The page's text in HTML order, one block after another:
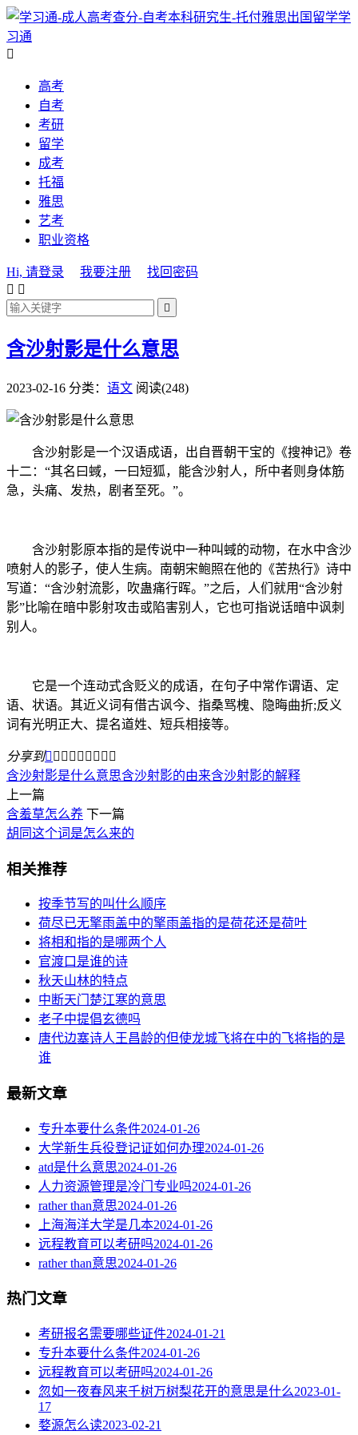
学
习通

高考
自考
考研
留学
成考
托福
雅思
艺考
职业资格
Hi, 请登录 我要注册
找回密码
 

含沙射影是什么意思
2023-02-16 分类： 语文 阅读(248)
含沙射影是一个汉语成语，出自晋朝干宝的《搜神记》卷
十二：“其名曰蜮，一曰短狐，能含沙射人，所中者则身体筋
急，头痛、发热，剧者至死。”。
含沙射影原本指的是传说中一种叫蜮的动物，在水中含沙
喷射人的影子，使人生病。南朝宋鲍照在他的《苦热行》诗中
写道：“含沙射流影，吹蛊痛行晖。”之后，人们就用“含沙射
影”比喻在暗中影射攻击或陷害别人，它也可指说话暗中讽刺
别人。
它是一个连动式含贬义的成语，在句子中常作谓语、定
语、状语。其近义词有借古讽今、指桑骂槐、隐晦曲折;反义
词有光明正大、提名道姓、短兵相接等。
分享到        
含沙射影是什么意思含沙射影的由来含沙射影的解释
上一篇
含羞草怎么养 下一篇
胡同这个词是怎么来的
相关推荐
按季节写的叫什么顺序
荷尽已无擎雨盖中的擎雨盖指的是荷花还是荷叶
将相和指的是哪两个人
官渡口是谁的诗
秋天山林的特点
中断天门楚江寒的意思
老子中提倡玄德吗
唐代边塞诗人王昌龄的但使龙城飞将在中的飞将指的是
谁
最新文章
专升本要什么条件2024-01-26
大学新生兵役登记证如何办理2024-01-26
atd是什么意思2024-01-26
人力资源管理是冷门专业吗2024-01-26
rather than意思2024-01-26
上海海洋大学是几本2024-01-26
远程教育可以考研吗2024-01-26
rather than意思2024-01-26
热门文章
考研报名需要哪些证件2024-01-21
专升本要什么条件2024-01-26
远程教育可以考研吗2024-01-26
忽如一夜春风来千树万树梨花开的意思是什么2023-01-
17
婺源怎么读2023-02-21